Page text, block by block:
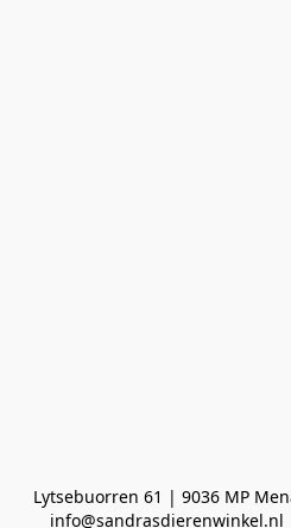
Lytsebuorren 61 | 9036 MP
info@sandrasdierenwinkel.nl